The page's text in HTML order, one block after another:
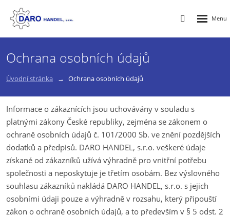
Vyhledávání
Ochrana osobních údajů
Úvodní stránka Ochrana osobních údajů
Informace o zákaznících jsou uchovávány v souladu s
platnými zákony České republiky, zejména se zákonem o
ochraně osobních údajů č. 101/2000 Sb. ve znění pozdějších
dodatků a předpisů. DARO HANDEL, s.r.o. veškeré údaje
získané od zákazníků užívá výhradně pro vnitřní potřebu
společnosti a neposkytuje je třetím osobám. Bez výslovného
souhlasu zákazníků nakládá DARO HANDEL, s.r.o. s jejich
osobními údaji pouze a výhradně v rozsahu, který připouští
zákon o ochraně osobních údajů, a to především v § 5 odst. 2